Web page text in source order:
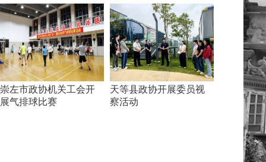
崇左市政协机关工会开
展气排球比赛
天等县政协开展委员视
察活动